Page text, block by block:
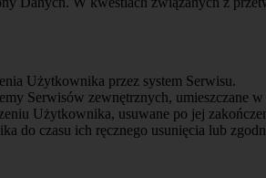
Użytkownika przez system Serwisu.
Serwisów zewnętrznych, umieszczane
Użytkownika, usuwane po jej
do czasu ich ręcznego usunięcia lub